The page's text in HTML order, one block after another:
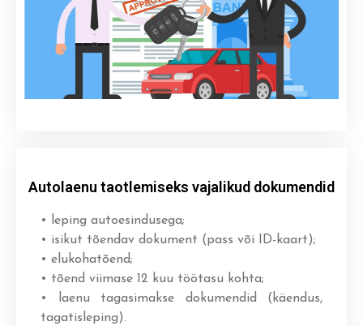
Autolaenu taotlemiseks vajalikud dokumendid
• leping autoesindusega;
• isikut tõendav dokument (pass või ID-kaart);
• elukohatõend;
• tõend viimase 12 kuu töötasu kohta;
• laenu tagasimakse dokumendid (käendus,
tagatisleping).